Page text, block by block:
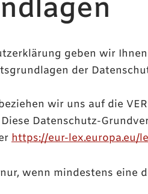
geben wir
der
wir uns auf die
Datenschutz-
https://eur-lex.europa.eu/
wenn mindestens eine